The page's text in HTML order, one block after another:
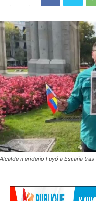
Alcalde merideño huyó a España tras